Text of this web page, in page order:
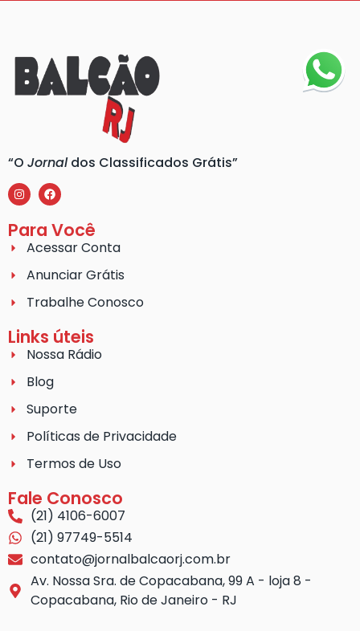
“O Jornaldos Classificados Grátis”
Para Você
Acessar Conta
Anunciar Grátis
Trabalhe Conosco
Links úteis
Nossa Rádio
Blog
Suporte
Políticas de Privacidade
Termos de Uso
Fale Conosco
(21) 4106-6007
(21) 97749-5514
contato@jornalbalcaorj.com.br
Av. Nossa Sra. de Copacabana, 99 A - loja 8 -
Copacabana, Rio de Janeiro - RJ